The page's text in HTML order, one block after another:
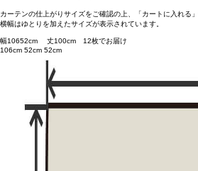
カーテンの仕上がりサイズをご確認の上、「カートに入れる
横幅はゆとりを加えたサイズが表示されています。
幅10652cm 丈100cm 12枚でお届け
106cm 52cm 52cm